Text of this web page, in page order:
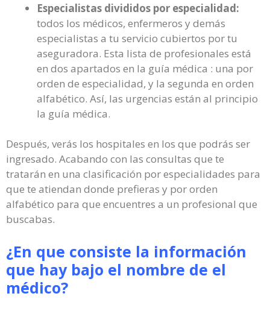
Especialistas divididos por especialidad:
todos los médicos, enfermeros y demás
especialistas a tu servicio cubiertos por tu
aseguradora. Esta lista de profesionales está
en dos apartados en la guía médica : una por
orden de especialidad, y la segunda en orden
alfabético. Así, las urgencias están al principio
la guía médica.
Después, verás los hospitales en los que podrás ser
ingresado. Acabando con las consultas que te
tratarán en una clasificación por especialidades para
que te atiendan donde prefieras y por orden
alfabético para que encuentres a un profesional que
buscabas.
¿En que consiste la información
que hay bajo el nombre de el
médico?